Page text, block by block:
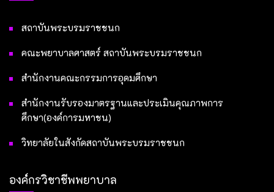
สถาบันพระบรมราชชนก
คณะพยาบาลศาสตร์ สถาบันพระบรมราชชนก
สำนักงานคณะกรรมการอุดมศึกษา
สำนักงานรับรองมาตรฐานและประเมินคุณภาพการ
ศึกษา(องค์การมหาชน)
วิทยาลัยในสังกัดสถาบันพระบรมราชชนก
องค์กรวิชาชีพพยาบาล